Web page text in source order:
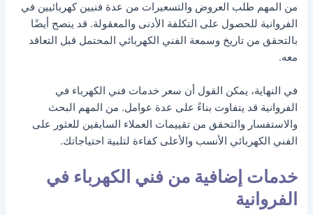
من المهم طلب العروض والتسعيرات من عدة فنيين كهربائيين في
الفروانية للحصول على التكلفة الأدنى والمعقولة. قد ينصح أيضًا
بالتحقق من تاريخ وسمعة الفني الكهربائي المحتمل قبل التعاقد
معه.
في النهاية، يمكن القول أن سعر خدمات فني الكهرباء في
الفروانية قد يتفاوت بناءً على عدة عوامل. من المهم البحث
والاستفسار والتحقق من تقييمات العملاء السابقين للعثور على
الفني الكهربائي الأنسب والأعلى كفاءة لتلبية احتياجاتك.
خدمات إضافية من فني الكهرباء في
الفروانية